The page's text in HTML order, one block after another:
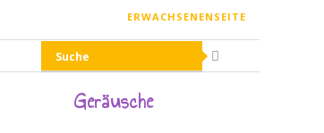
ERWACHSENENSEITE
Geräusche